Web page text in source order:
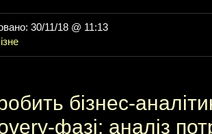
30/11/18 @ 11:13
бізнес-
фазі: аналіз